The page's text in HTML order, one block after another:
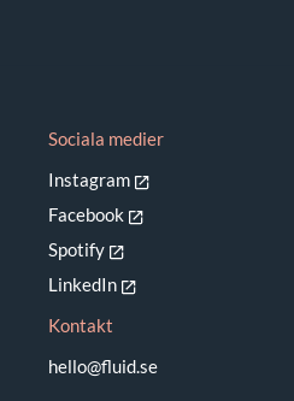
Sociala medier
Instagram
Facebook
Spotify
LinkedIn
Kontakt
hello@fluid.se